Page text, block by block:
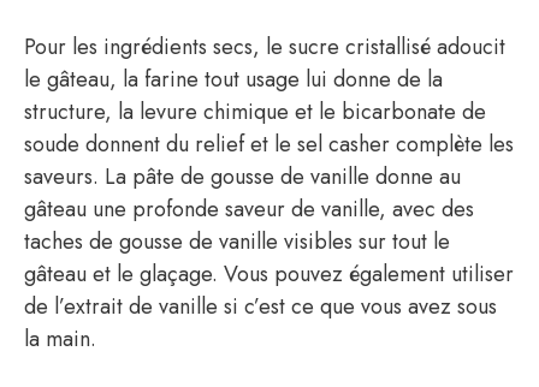
Pour les ingrédients secs, le sucre cristallisé adoucit
le gâteau, la farine tout usage lui donne de la
structure, la levure chimique et le bicarbonate de
soude donnent du relief et le sel casher complète les
saveurs. La pâte de gousse de vanille donne au
gâteau une profonde saveur de vanille, avec des
taches de gousse de vanille visibles sur tout le
gâteau et le glaçage. Vous pouvez également utiliser
de l’extrait de vanille si c’est ce que vous avez sous
la main.